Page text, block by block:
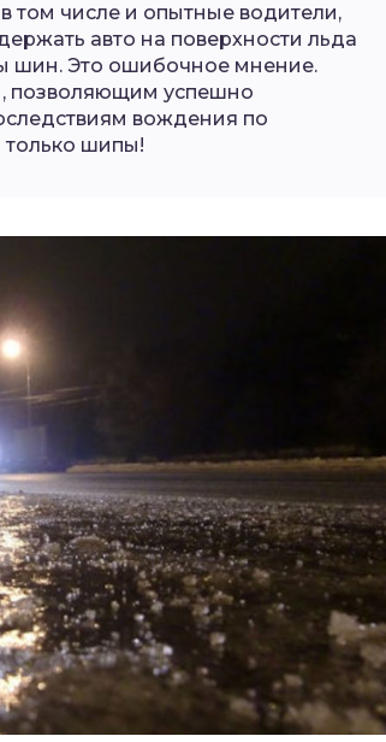
том числе и опытные водители,
авто на поверхности льда
шин. Это ошибочное мнение.
позволяющим успешно
вождения по
только шипы!